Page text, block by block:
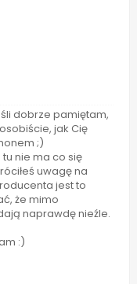
dobrze pamiętam,
jak Cię
;)
tu nie ma co się
uwagę na
jest to
że mimo
naprawdę nieźle.
:)